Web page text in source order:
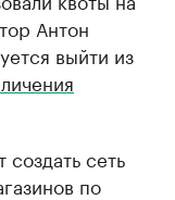
Антон
выйти из
сеть
по